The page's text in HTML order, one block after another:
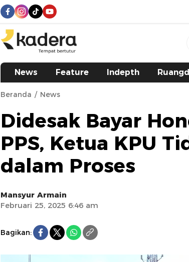
kadera.id
Tempat bertutur
News Feature Indepth
Beranda News
Didesak Bayar
PPS, Ketua KPU
dalam Proses
Mansyur Armain
Februari 25, 2025 6:46 am
Bagikan: